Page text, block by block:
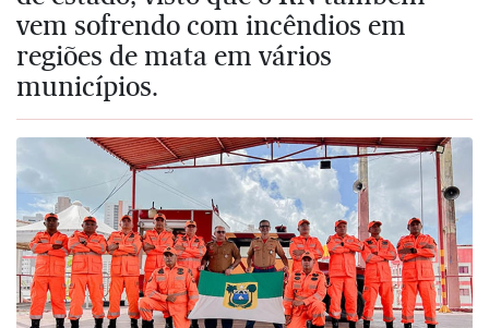
vem sofrendo com incêndios em
regiões de mata em vários
municípios.